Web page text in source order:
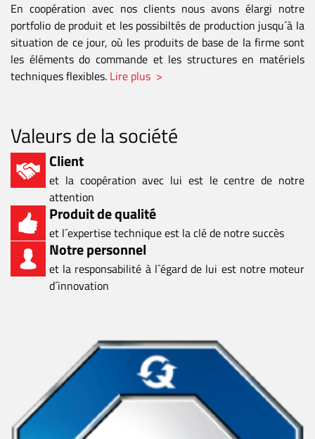
En coopération avec nos clients nous avons élargi notre
portfolio de produit et les possibiltés de production jusqu´à la
situation de ce jour, où les produits de base de la firme sont
les éléments do commande et les structures en matériels
techniques flexibles. Lire plus >
Valeurs de la société
Client
et la coopération avec lui est le centre de notre
attention
Produit de qualité
et l´expertise technique est la clé de notre succès
Notre personnel
et la responsabilité à l´égard de lui est notre moteur
d´innovation